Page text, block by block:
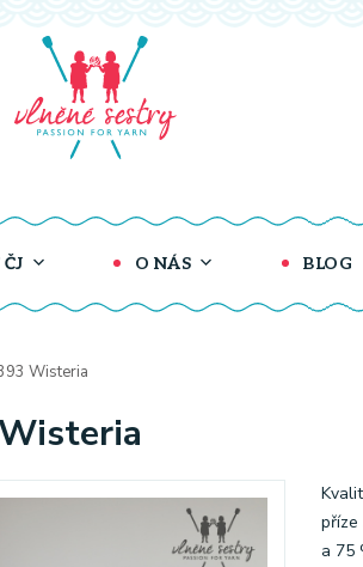
O NÁS BLOG
Wisteria
příze
a 75